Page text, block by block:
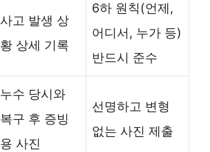
사고 발생 상
황 상세 기록
6하 원칙(언제,
어디서, 누가 등)
반드시 준수
누수 당시와
복구 후 증빙
용 사진
선명하고 변형
없는 사진 제출